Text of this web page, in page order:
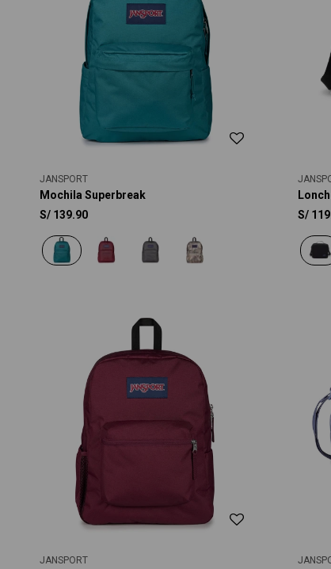
JANSPORT
Mochila Superbreak
S/ 139.90
S/
JANSPORT